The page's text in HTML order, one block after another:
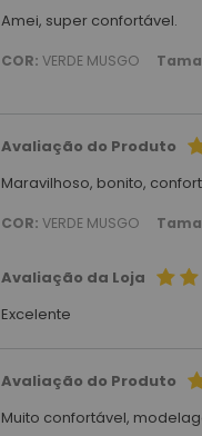
Amei, super confortável.
COR: VERDE MUSGO
Avaliação do Produto
Maravilhoso, bonito,
COR: VERDE MUSGO
Avaliação da Loja
Excelente
Avaliação do Produto
Muito confortável,